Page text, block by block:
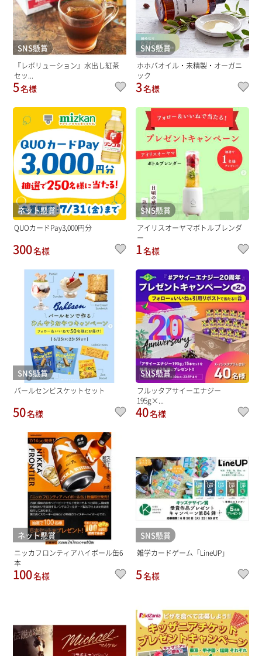
SNS懸賞
『レボリューション』水出し紅茶
セッ...
5名様
SNS懸賞
ホホバオイル・未精製・オーガニ
ック
3名様
ネット懸賞
QUOカードPay3,000円分
300名様
SNS懸賞
アイリスオーヤマボトルブレンダ
ー
1名様
SNS懸賞
バールセンビスケットセット
50名様
SNS懸賞
フルッタアサイーエナジー
195g×...
40名様
ネット懸賞
ニッカフロンティアハイボール缶6
本
100名様
SNS懸賞
雑学カードゲーム「LineUP」
5名様